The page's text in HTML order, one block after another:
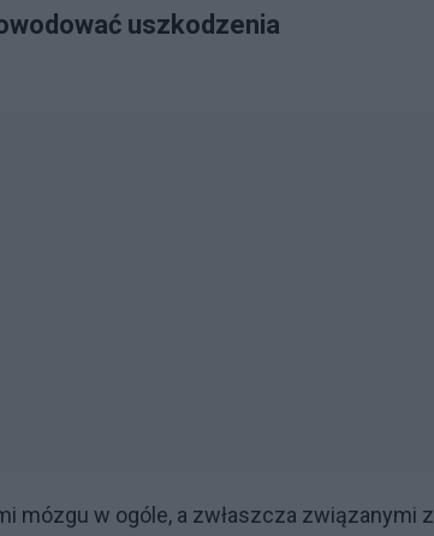
uszkodzenia
mózgu w ogóle, a zwłaszcza związanymi z